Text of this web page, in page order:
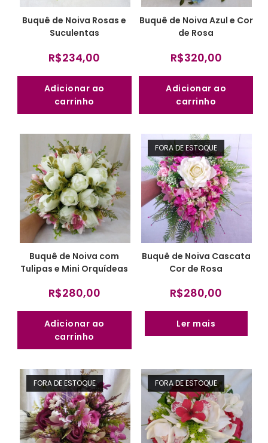
Buquê de Noiva Rosas e
Suculentas
R$234,00
Adicionar ao
carrinho
Buquê de Noiva Azul e Cor
de Rosa
R$320,00
Adicionar ao
carrinho
Buquê de Noiva com
Tulipas e Mini Orquídeas
R$280,00
Adicionar ao
carrinho
FORA DE ESTOQUE
Buquê de Noiva Cascata
Cor de Rosa
R$280,00
Ler mais
FORA DE ESTOQUE FORA DE ESTOQUE